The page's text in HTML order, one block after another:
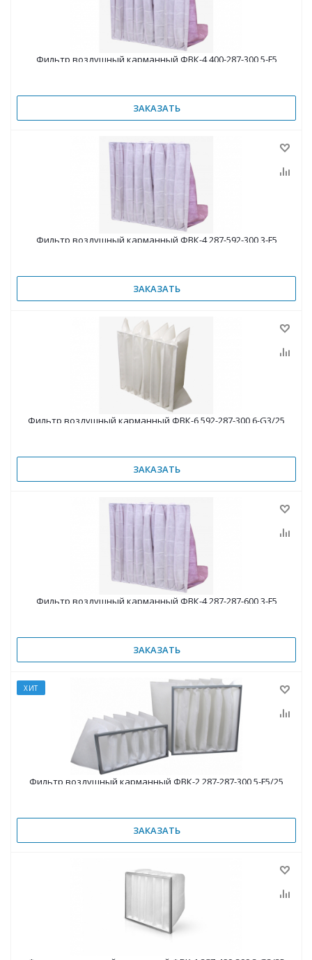
Фильтр воздушный карманный ФВК-4 400-287-300 5-F5
ЗАКАЗАТЬ
Фильтр воздушный карманный ФВК-4 287-592-300 3-F5
ЗАКАЗАТЬ
Фильтр воздушный карманный ФВК-6 592-287-300 6-G3/25
ЗАКАЗАТЬ
Фильтр воздушный карманный ФВК-4 287-287-600 3-F5
ЗАКАЗАТЬ
ХИТ
Фильтр воздушный карманный ФВК-2 287-287-300 5-F5/25
ЗАКАЗАТЬ